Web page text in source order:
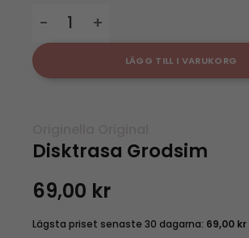
LÄGG TILL I VARUKORG
Disktrasa Grodsim
69,00 kr
Lägsta priset senaste 30 dagarna: 69,00 kr